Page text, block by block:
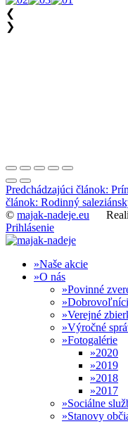
❮
❯
Predchádzajúci článok:
článok: Rodinný
© majak-nadeje.eu
Prihlásenie
Naše akcie
O nás
Povinné
Dobrovoľníci
Verejné
Výročné
Fotogalérie
2020
2019
2018
2017
Sociálne
Stanovy